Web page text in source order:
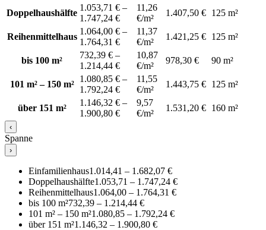
Doppelhaushälfte
1.053,71 € –
1.747,24 €
11,26
€/m²
1.407,50 € 125 m²
Reihenmittelhaus
1.064,00 € –
1.764,31 €
11,37
€/m²
1.421,25 € 125 m²
bis 100 m²
732,39 € –
1.214,44 €
10,87
€/m²
978,30 € 90 m²
101 m² – 150 m²
1.080,85 € –
1.792,24 €
11,55
€/m²
1.443,75 € 125 m²
über 151 m²
1.146,32 € –
1.900,80 €
9,57
€/m²
1.531,20 € 160 m²
‹
Spanne
›
Einfamilienhaus1.014,41 – 1.682,07 €
Doppelhaushälfte1.053,71 – 1.747,24 €
Reihenmittelhaus1.064,00 – 1.764,31 €
bis 100 m²732,39 – 1.214,44 €
101 m² – 150 m²1.080,85 – 1.792,24 €
über 151 m²1.146,32 – 1.900,80 €